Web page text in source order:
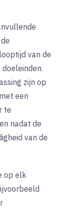
van de
zijn op
een
te
nadat de
van de
op elk